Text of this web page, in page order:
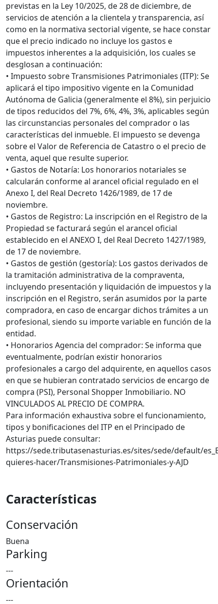
previstas en la Ley 10/2025, de 28 de diciembre, de
servicios de atención a la clientela y transparencia, así
como en la normativa sectorial vigente, se hace constar
que el precio indicado no incluye los gastos e
impuestos inherentes a la adquisición, los cuales se
desglosan a continuación:
• Impuesto sobre Transmisiones Patrimoniales (ITP): Se
aplicará el tipo impositivo vigente en la Comunidad
Autónoma de Galicia (generalmente el 8%), sin perjuicio
de tipos reducidos del 7%, 6%, 4%, 3%, aplicables según
las circunstancias personales del comprador o las
características del inmueble. El impuesto se devenga
sobre el Valor de Referencia de Catastro o el precio de
venta, aquel que resulte superior.
• Gastos de Notaría: Los honorarios notariales se
calcularán conforme al arancel oficial regulado en el
Anexo I, del Real Decreto 1426/1989, de 17 de
noviembre.
• Gastos de Registro: La inscripción en el Registro de la
Propiedad se facturará según el arancel oficial
establecido en el ANEXO I, del Real Decreto 1427/1989,
de 17 de noviembre.
• Gastos de gestión (gestoría): Los gastos derivados de
la tramitación administrativa de la compraventa,
incluyendo presentación y liquidación de impuestos y la
inscripción en el Registro, serán asumidos por la parte
compradora, en caso de encargar dichos trámites a un
profesional, siendo su importe variable en función de la
entidad.
• Honorarios Agencia del comprador: Se informa que
eventualmente, podrían existir honorarios
profesionales a cargo del adquirente, en aquellos casos
en que se hubieran contratado servicios de encargo de
compra (PSI), Personal Shopper Inmobiliario. NO
VINCULADOS AL PRECIO DE COMPRA.
Para información exhaustiva sobre el funcionamiento,
tipos y bonificaciones del ITP en el Principado de
Asturias puede consultar:
https://sede.tributasenasturias.es/sites/sede/default/
quieres-hacer/Transmisiones-Patrimoniales-y-AJD
Características
Conservación
Buena
Parking
---
Orientación
---